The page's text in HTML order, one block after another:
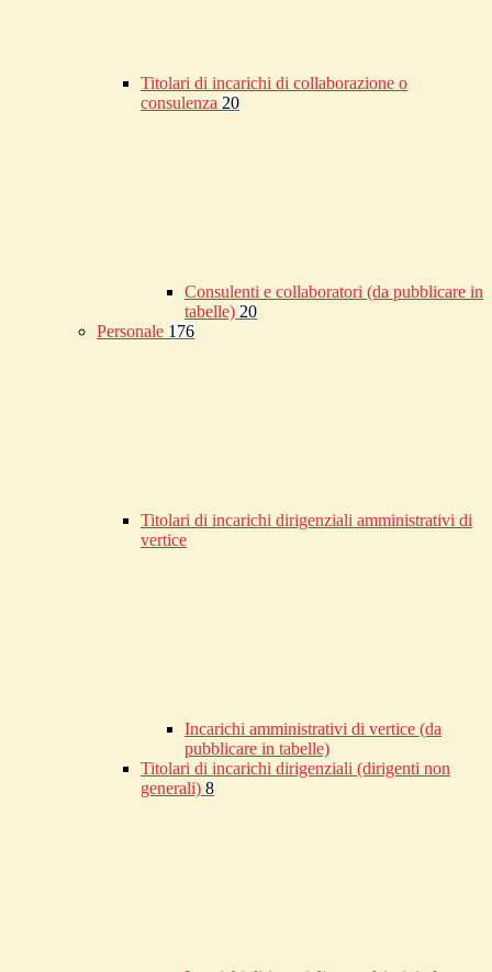
Titolari di incarichi di collaborazione o
consulenza 20
Consulenti e collaboratori (da pubblicare in
tabelle) 20
Personale 176
Titolari di incarichi dirigenziali amministrativi di
vertice
Incarichi amministrativi di vertice (da
pubblicare in tabelle)
Titolari di incarichi dirigenziali (dirigenti non
generali) 8